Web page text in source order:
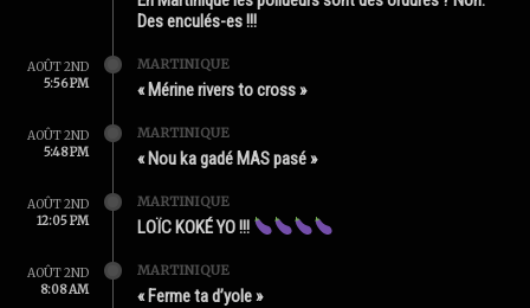
Des enculés-es !!!
AOÛT 2ND
5:56 PM
MARTINIQUE
« Mérine rivers to cross »
AOÛT 2ND
5:48 PM
MARTINIQUE
« Nou ka gadé MAS pasé »
AOÛT 2ND
12:05 PM
MARTINIQUE
LOÏC KOKÉ YO !!!
AOÛT 2ND
8:08 AM
MARTINIQUE
« Ferme ta d’yole »